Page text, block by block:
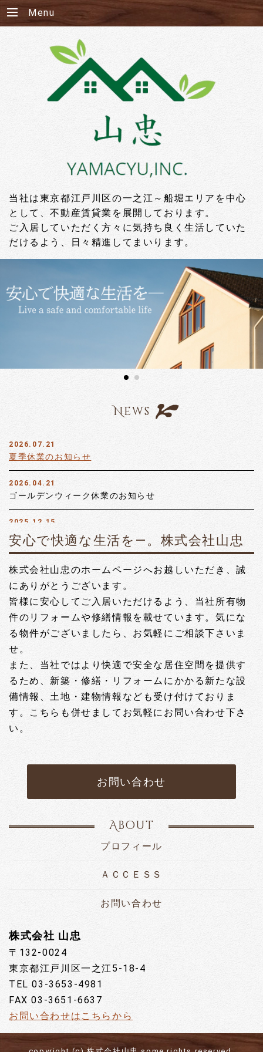
Menu
当社は東京都江戸川区の一之江～船堀エリアを中心
として、不動産賃貸業を展開しております。
ご入居していただく方々に気持ち良く生活していた
だけるよう、日々精進してまいります。
News
2026.07.21
夏季休業のお知らせ
2026.04.21
ゴールデンウィーク休業のお知らせ
2025.12.15
【タウンコートⅠ・Ⅱ】タイムズカーシェア増車しました！
年末年始休業のお知らせ
2025.08.18
【ロイヤルセブン】エントランス改修工事を行いました。
2025.08.18
【カーサ・クレセール】エレベーターリニューアル工事を
行いました。
2024.12.20
年末年始休業のお知らせ
2024.09.27
2024.08.21
各物件情報更新しました。
【テラスコート】タイムズカーシェア、配置車種が変わり
【タウンコートⅠ・Ⅱ】大規模修繕工事が始まりました！
【ロイヤルセブン】タイムズカーシェア始まりました！
2024.02.28
各物件情報更新しました。
2023.12.18
【山忠パーキング】水道メーター蓋修繕工事を行いまし
た。
【ロイヤルセブン】カーポート屋根修繕工事を行いまし
安心で快適な生活を―。株式会社山忠
株式会社山忠のホームページへお越しいただき、誠
にありがとうございます。
皆様に安心してご入居いただけるよう、当社所有物
件のリフォームや修繕情報を載せています。気にな
る物件がございましたら、お気軽にご相談下さいま
せ。
また、 当社ではより快適で安全な居住空間を提供す
るため、 新築・修繕・リフォームにかかる新たな設
備情報、土地・建物情報なども受け付けておりま
す。こちらも併せましてお気軽にお問い合わせ下さ
い。
お問い合わせ
About
プロフィール
ＡＣＣＥＳＳ
お問い合わせ
株式会社 山忠
〒132-0024
東京都江戸川区一之江5-18-4
TEL 03-3653-4981
FAX 03-3651-6637
お問い合わせはこちらから